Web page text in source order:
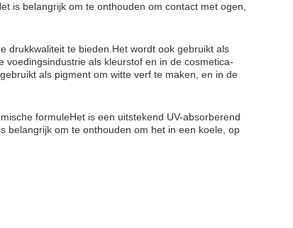
is belangrijk om te onthouden om contact met ogen,
drukkwaliteit te bieden.Het wordt ook gebruikt als
als kleurstof en in de cosmetica-
als pigment om witte verf te maken, en in de
formuleHet is een uitstekend UV-absorberend
belangrijk om te onthouden om het in een koele, op